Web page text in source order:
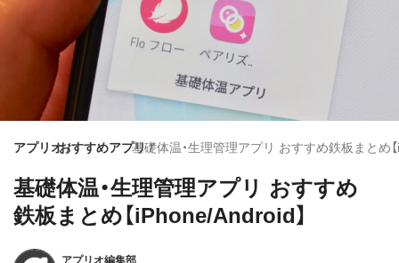
ツ
アプリオおすすめアプリ基礎体温・生理管理アプリ おすすめ鉄板まとめ
基礎体温・生理管理アプリ おすすめ
鉄板まとめ【iPhone/Android】